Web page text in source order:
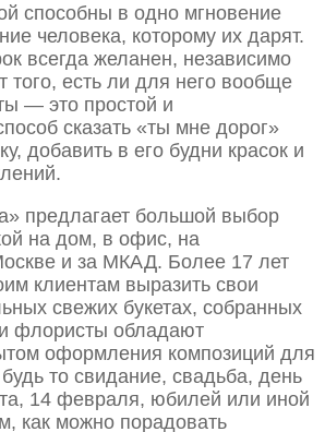
способны в одно мгновение
человека, которому их дарят.
всегда желанен, независимо
того, есть ли для него вообще
— это простой и
сказать «ты мне дорог»
добавить в его будни красок и
предлагает большой выбор
на дом, в офис, на
и за МКАД. Более 17 лет
клиентам выразить свои
свежих букетах, собранных
флористы обладают
оформления композиций для
то свидание, свадьба, день
14 февраля, юбилей или иной
как можно порадовать